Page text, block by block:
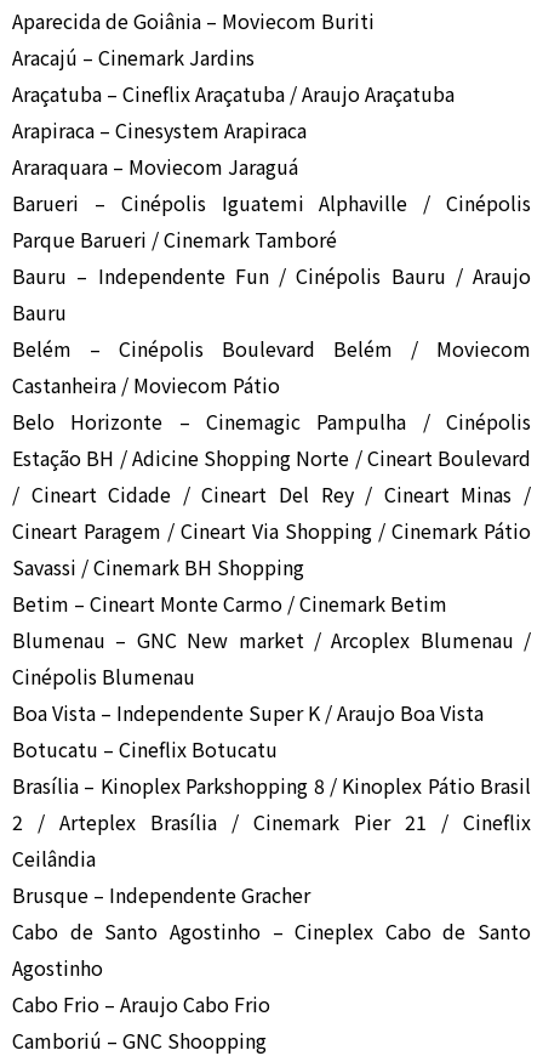
Aparecida de Goiânia – Moviecom Buriti
Aracajú – Cinemark Jardins
Araçatuba – Cineflix Araçatuba / Araujo Araçatuba
Arapiraca – Cinesystem Arapiraca
Araraquara – Moviecom Jaraguá
Barueri – Cinépolis Iguatemi Alphaville / Cinépolis
Parque Barueri / Cinemark Tamboré
Bauru – Independente Fun / Cinépolis Bauru / Araujo
Bauru
Belém – Cinépolis Boulevard Belém / Moviecom
Castanheira / Moviecom Pátio
Belo Horizonte – Cinemagic Pampulha / Cinépolis
Estação BH / Adicine Shopping Norte / Cineart Boulevard
/ Cineart Cidade / Cineart Del Rey / Cineart Minas /
Cineart Paragem / Cineart Via Shopping / Cinemark Pátio
Savassi / Cinemark BH Shopping
Betim – Cineart Monte Carmo / Cinemark Betim
Blumenau – GNC New market / Arcoplex Blumenau /
Cinépolis Blumenau
Boa Vista – Independente Super K / Araujo Boa Vista
Botucatu – Cineflix Botucatu
Brasília – Kinoplex Parkshopping 8 / Kinoplex Pátio Brasil
2 / Arteplex Brasília / Cinemark Pier 21 / Cineflix
Ceilândia
Brusque – Independente Gracher
Cabo de Santo Agostinho – Cineplex Cabo de Santo
Agostinho
Cabo Frio – Araujo Cabo Frio
Camboriú – GNC Shoopping